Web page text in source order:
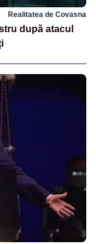
Realitatea de Covasna
după atacul